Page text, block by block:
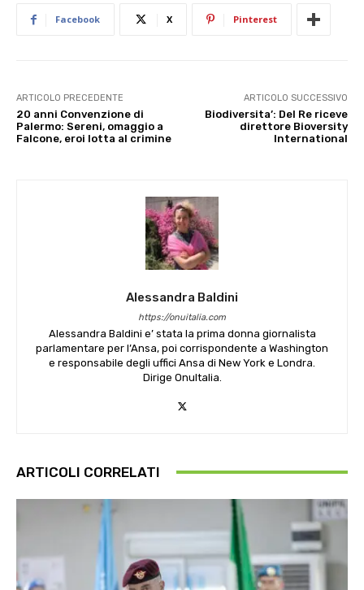
Facebook X Pinterest
ARTICOLO PRECEDENTE
20 anni Convenzione di
Palermo: Sereni, omaggio a
Falcone, eroi lotta al crimine
ARTICOLO SUCCESSIVO
Biodiversita’: Del Re riceve
direttore Bioversity
International
Alessandra Baldini
https://onuitalia.com
Alessandra Baldini e’ stata la prima donna giornalista
parlamentare per l’Ansa, poi corrispondente a Washington
e responsabile degli uffici Ansa di New York e Londra.
Dirige OnuItalia.
ARTICOLI CORRELATI